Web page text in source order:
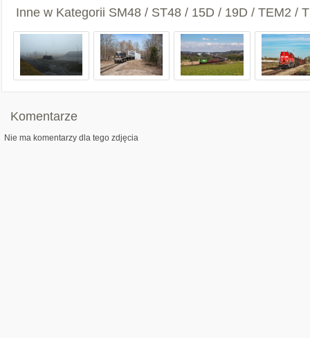
Inne w Kategorii SM48 / ST48 / 15D / 19D / TEM2 /
Komentarze
Nie ma komentarzy dla tego zdjęcia